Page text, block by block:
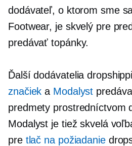
dodávateľ, o ktorom sme
Footwear, je skvelý pre
predávať topánky.
Ďalší dodávatelia
značiek a Modalyst
predmety prostredníctvom
Modalyst je tiež skvelá
pre tlač na požiadanie